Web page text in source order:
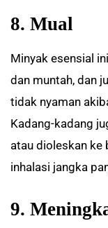
8. Mual
Minyak esensial
dan muntah, dan
tidak nyaman
Kadang-kadang
atau dioleskan ke
inhalasi jangka
9.